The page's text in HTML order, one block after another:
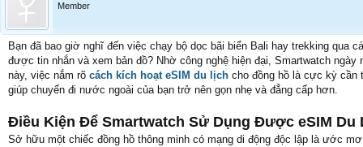
Member
Bạn đã bao giờ nghĩ đến việc chạy bộ dọc bãi biển Bali hay trekking qua
được tin nhắn và xem bản đồ? Nhờ công nghệ hiện đại, Smartwatch
này, việc nắm rõ cách kích hoạt eSIM du lịch cho đồng hồ là cực kỳ cần
giúp chuyến đi nước ngoài của bạn trở nên gọn nhẹ và đẳng cấp hơn.
Điều Kiện Để Smartwatch Sử Dụng Được eSIM Du
Sở hữu một chiếc đồng hồ thông minh có mạng di động độc lập là ước